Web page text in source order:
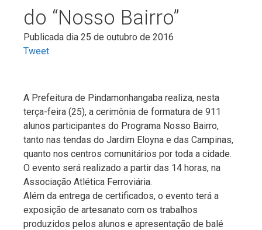
do “Nosso Bairro”
Publicada dia 25 de outubro de 2016
Tweet
A Prefeitura de Pindamonhangaba realiza, nesta
terça-feira (25), a cerimônia de formatura de 911
alunos participantes do Programa Nosso Bairro,
tanto nas tendas do Jardim Eloyna e das Campinas,
quanto nos centros comunitários por toda a cidade.
O evento será realizado a partir das 14 horas, na
Associação Atlética Ferroviária.
Além da entrega de certificados, o evento terá a
exposição de artesanato com os trabalhos
produzidos pelos alunos e apresentação de balé